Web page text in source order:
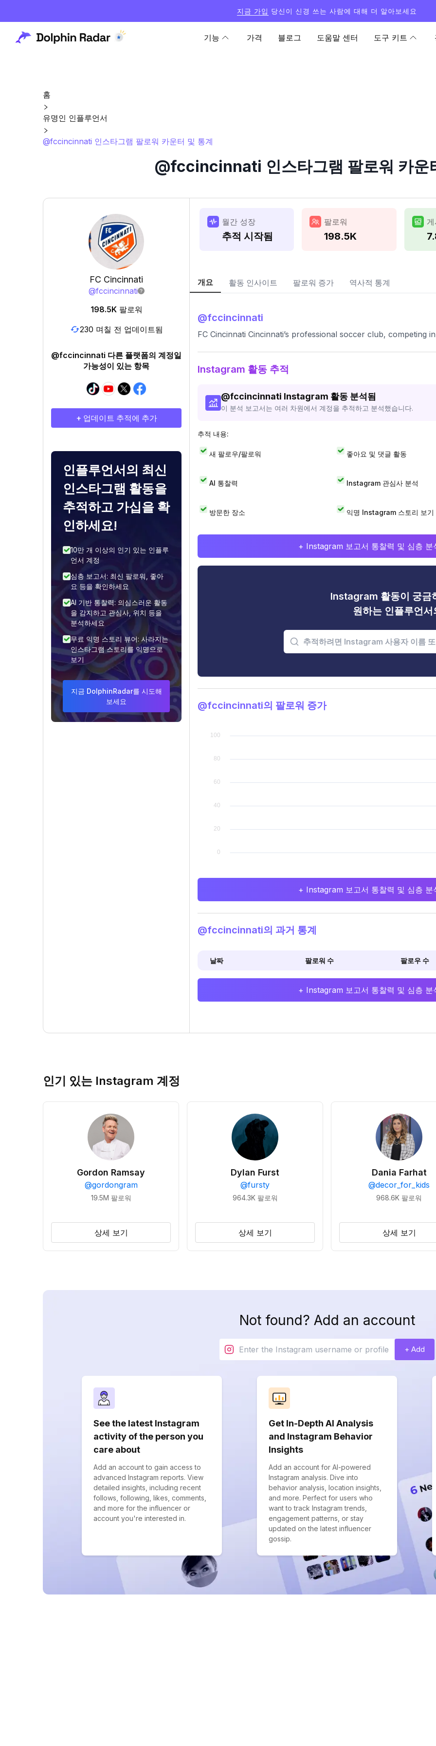
지금 가입 당신이 신경 쓰는 사람에 대해 더 알아보세요
기능 가격 블로그 도움말 센터 도구 키트
홈
유명인 인플루언서
@fccincinnati 인스타그램 팔로워 카운터 및 통계
@fccincinnati 인스타그램 팔로워 카운
FC Cincinnati
@fccincinnati
198.5K 팔로워
230 며칠 전 업데이트됨
@fccincinnati 다른 플랫폼의 계정일
가능성이 있는 항목
+ 업데이트 추적에 추가
인플루언서의 최신
인스타그램 활동을
추적하고 가십을 확
인하세요!
10만 개 이상의 인기 있는 인플루
언서 계정
심층 보고서: 최신 팔로워, 좋아
요 등을 확인하세요
AI 기반 통찰력: 의심스러운 활동
을 감지하고 관심사, 위치 등을
분석하세요
무료 익명 스토리 뷰어: 사라지는
인스타그램 스토리를 익명으로
보기
지금 DolphinRadar를 시도해
보세요
월간 성장
추적 시작됨
팔로워
198.5K
개요 활동 인사이트 팔로워 증가 역사적 통계
@fccincinnati
FC Cincinnati Cincinnati’s professional soccer club, competing
Instagram 활동 추적
@fccincinnati Instagram 활동 분석됨
이 분석 보고서는 여러 차원에서 계정을 추적하고 분석했습니다.
추적 내용:
새 팔로우/팔로워 좋아요 및 댓글 활동
AI 통찰력 Instagram 관심사 분석
방문한 장소 익명 Instagram 스토리 보기
+ Instagram 보고서 통찰력 및 심층 분
Instagram 활동이 궁금
원하는 인플루언서
@fccincinnati의 팔로워 증가
+ Instagram 보고서 통찰력 및 심층 분
@fccincinnati의 과거 통계
날짜 팔로워 수 팔로우 수
+ Instagram 보고서 통찰력 및 심층 분
인기 있는 Instagram 계정
Gordon Ramsay
@gordongram
19.5M 팔로워
상세 보기
Dylan Furst
@fursty
964.3K 팔로워
상세 보기
Dania Farhat
@decor_for_kids
968.6K 팔로워
상세 보기
Not found? Add an account
+ Add
See the latest Instagram
activity of the person you
care about
Add an account to gain access to
advanced Instagram reports. View
detailed insights, including recent
follows, following, likes, comments,
and more for the influencer or
account you're interested in.
Get In-Depth AI Analysis
and Instagram Behavior
Insights
Add an account for AI-powered
Instagram analysis. Dive into
behavior analysis, location insights,
and more. Perfect for users who
want to track Instagram trends,
engagement patterns, or stay
updated on the latest influencer
gossip.